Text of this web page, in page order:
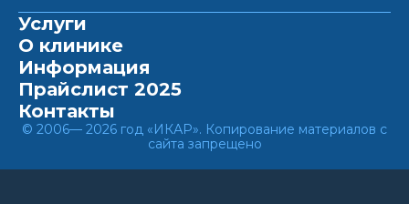
Услуги
О клинике
Информация
Прайслист 2025
Контакты
© 2006— 2026 год «ИКАР». Копирование материалов с
сайта запрещено